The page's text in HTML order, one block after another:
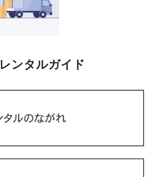
レンタルガイド